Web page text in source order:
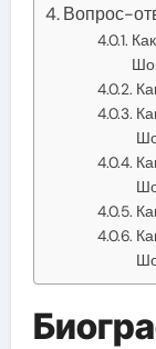
Вопрос-